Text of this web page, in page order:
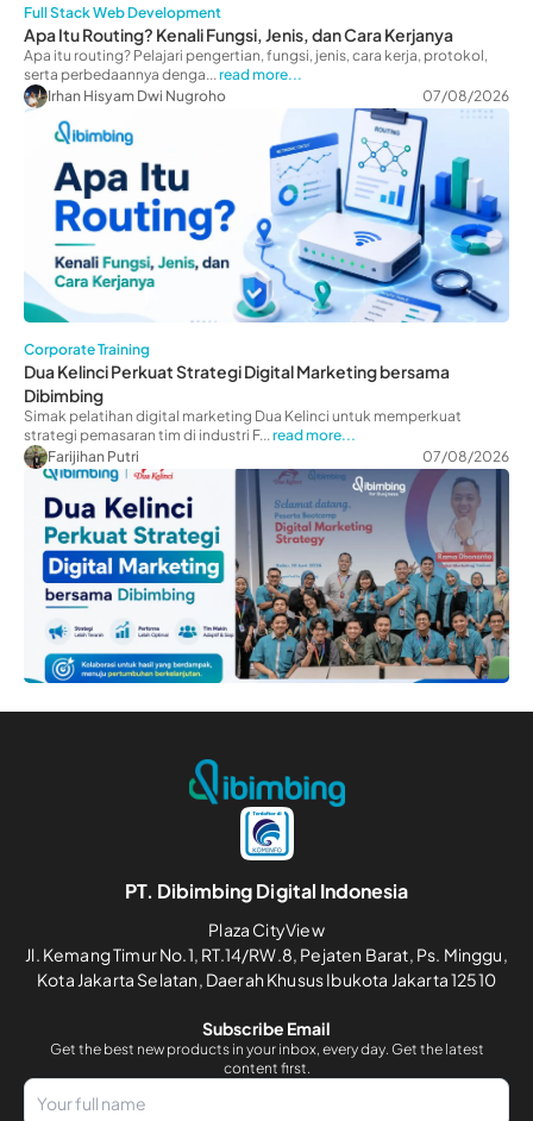
Full Stack Web Development
Apa Itu Routing? Kenali Fungsi, Jenis, dan Cara Kerjanya
Apa itu routing? Pelajari pengertian, fungsi, jenis, cara kerja, protokol,
serta perbedaannya denga... read more...
Irhan Hisyam Dwi Nugroho
07/08/2026
Corporate Training
Dua Kelinci Perkuat Strategi Digital Marketing bersama
Dibimbing
Simak pelatihan digital marketing Dua Kelinci untuk memperkuat
strategi pemasaran tim di industri F... read more...
Farijihan Putri
07/08/2026
PT. Dibimbing Digital Indonesia
Plaza CityView
Jl. Kemang Timur No.1, RT.14/RW.8, Pejaten Barat, Ps. Minggu,
Kota Jakarta Selatan, Daerah Khusus Ibukota Jakarta 12510
Subscribe Email
Get the best new products in your inbox, every day. Get the latest
content first.